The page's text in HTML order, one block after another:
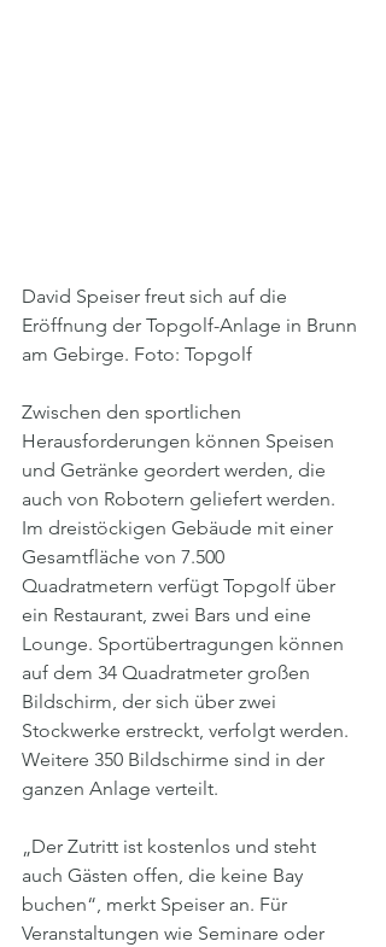
David Speiser freut sich auf die
Eröffnung der Topgolf-Anlage in Brunn
am Gebirge. Foto: Topgolf
Zwischen den sportlichen
Herausforderungen können Speisen
und Getränke geordert werden, die
auch von Robotern geliefert werden.
Im dreistöckigen Gebäude mit einer
Gesamtfläche von 7.500
Quadratmetern verfügt Topgolf über
ein Restaurant, zwei Bars und eine
Lounge. Sportübertragungen können
auf dem 34 Quadratmeter großen
Bildschirm, der sich über zwei
Stockwerke erstreckt, verfolgt werden.
Weitere 350 Bildschirme sind in der
ganzen Anlage verteilt.
„Der Zutritt ist kostenlos und steht
auch Gästen offen, die keine Bay
buchen“, merkt Speiser an. Für
Veranstaltungen wie Seminare oder